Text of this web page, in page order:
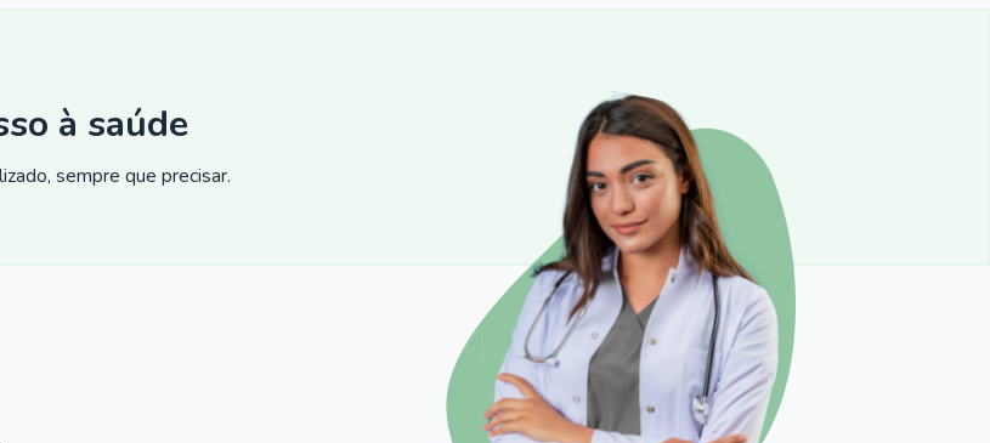
à saúde
sempre que precisar.